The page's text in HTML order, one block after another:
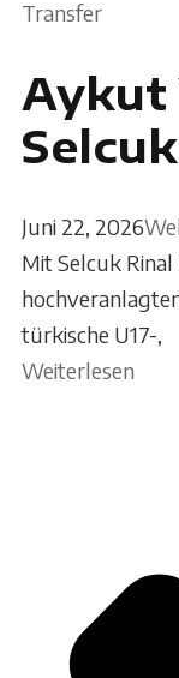
Transfer
Aykut
Juni 22, 2026
Mit Selcuk
türkische U17-,
Weiterlesen